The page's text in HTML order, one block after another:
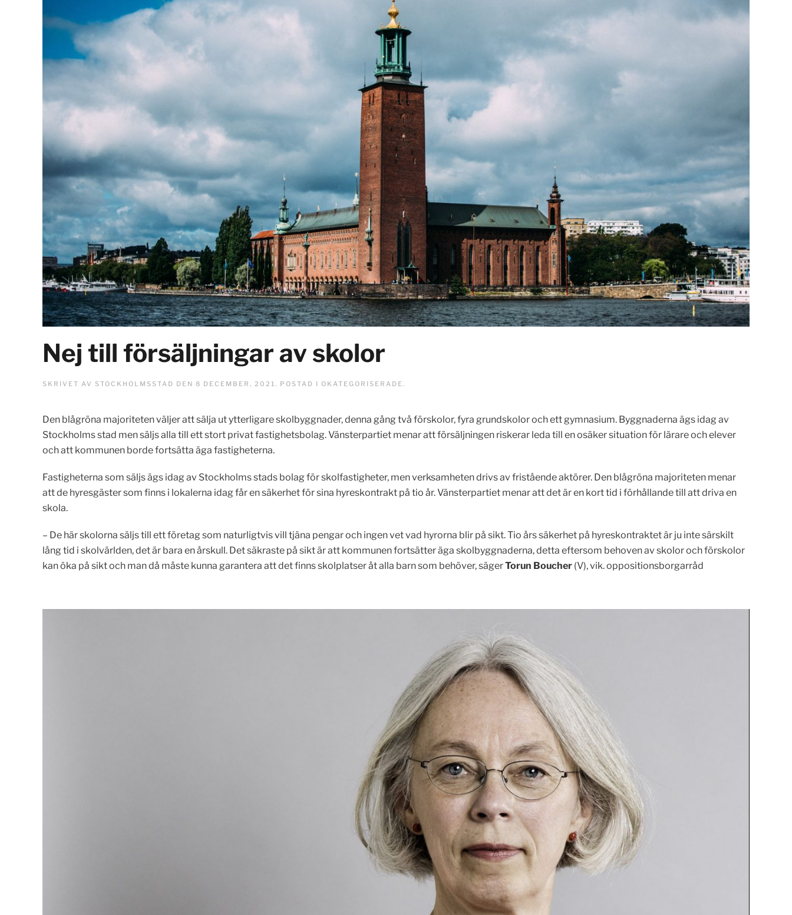
Nej till försäljningar av skolor
SKRIVET AV STOCKHOLMSSTAD DEN 8 DECEMBER, 2021 . POSTAD I OKATEGORISERADE .
Den blågröna majoriteten väljer att sälja ut ytterligare skolbyggnader, denna gång två förskolor, fyra grundskolor och ett gymnasium. Byggnaderna ägs idag av
Stockholms stad men säljs alla till ett stort privat fastighetsbolag. Vänsterpartiet menar att försäljningen riskerar leda till en osäker situation för lärare och elever
och att kommunen borde fortsätta äga fastigheterna.
Fastigheterna som säljs ägs idag av Stockholms stads bolag för skolfastigheter, men verksamheten drivs av fristående aktörer. Den blågröna majoriteten menar
att de hyresgäster som finns i lokalerna idag får en säkerhet för sina hyreskontrakt på tio år. Vänsterpartiet menar att det är en kort tid i förhållande till att driva en
skola.
– De här skolorna säljs till ett företag som naturligtvis vill tjäna pengar och ingen vet vad hyrorna blir på sikt. Tio års säkerhet på hyreskontraktet är ju inte särskilt
lång tid i skolvärlden, det är bara en årskull. Det säkraste på sikt är att kommunen fortsätter äga skolbyggnaderna, detta eftersom behoven av skolor och förskolor
kan öka på sikt och man då måste kunna garantera att det finns skolplatser åt alla barn som behöver, sägerTorun Boucher (V), vik. oppositionsborgarråd